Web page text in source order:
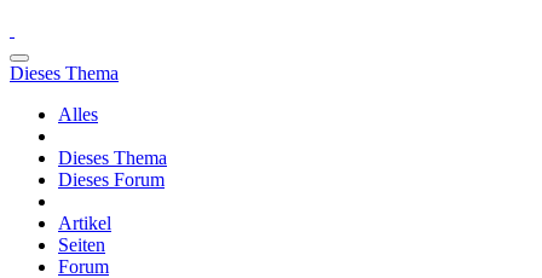
Dieses Thema
Alles
Dieses Thema
Dieses Forum
Artikel
Seiten
Forum